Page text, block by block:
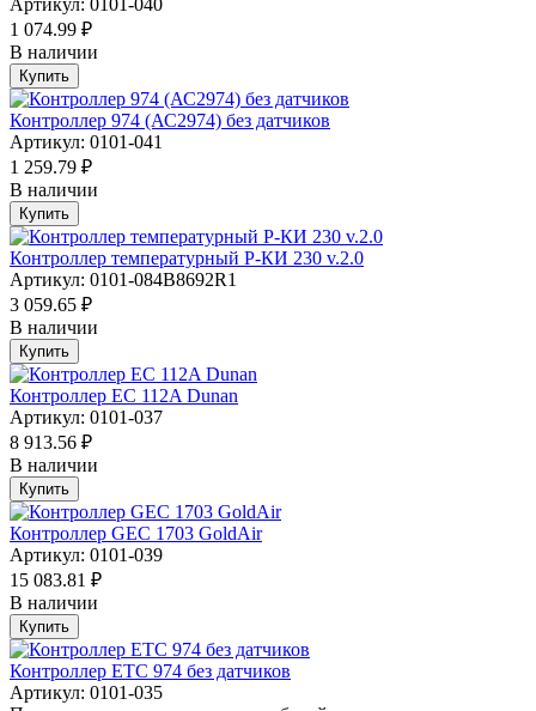
Артикул: 0101-040
1 074.99 ₽
В наличии
Купить
Контроллер 974 (АС2974) без датчиков
Артикул: 0101-041
1 259.79 ₽
В наличии
Купить
Контроллер температурный Р-КИ 230 v.2.0
Артикул: 0101-084B8692R1
3 059.65 ₽
В наличии
Купить
Контроллер EC 112A Dunan
Артикул: 0101-037
8 913.56 ₽
В наличии
Купить
Контроллер GEC 1703 GoldAir
Артикул: 0101-039
15 083.81 ₽
В наличии
Купить
Контроллер ETC 974 без датчиков
Артикул: 0101-035